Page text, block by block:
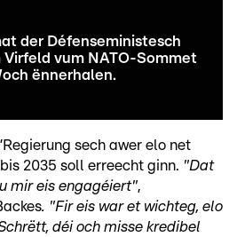
der Défenseministesch
Virfeld vum NATO-Sommet
ënnerhalen.
sech awer elo net
2035 soll erreecht ginn. "Dat
mir eis engagéiert",
. "Fir eis war et wichteg, elo
déi och misse kredibel